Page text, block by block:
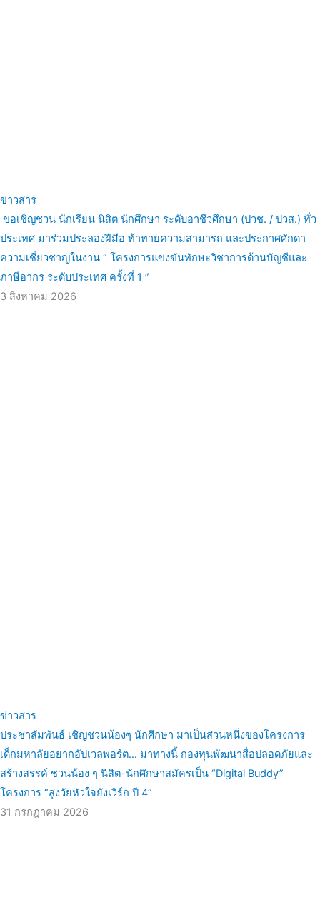
ข่าวสาร
ขอเชิญชวน นักเรียน นิสิต นักศึกษา ระดับอาชีวศึกษา (ปวช. / ปวส.) ทั่ว
ประเทศ มาร่วมประลองฝีมือ ท้าทายความสามารถ และประกาศศักดา
ความเชี่ยวชาญในงาน “ โครงการแข่งขันทักษะวิชาการด้านบัญชีและ
ภาษีอากร ระดับประเทศ ครั้งที่ 1 ”
3 สิงหาคม 2026
ข่าวสาร
ประชาสัมพันธ์ เชิญชวนน้องๆ นักศึกษา มาเป็นส่วนหนึ่งของโครงการ
เด็กมหาลัยอยากอัปเวลพอร์ต… มาทางนี้ กองทุนพัฒนาสื่อปลอดภัยและ
สร้างสรรค์ ชวนน้อง ๆ นิสิต-นักศึกษาสมัครเป็น “Digital Buddy”
โครงการ “สูงวัยหัวใจยังเวิร์ก ปี 4”
31 กรกฎาคม 2026